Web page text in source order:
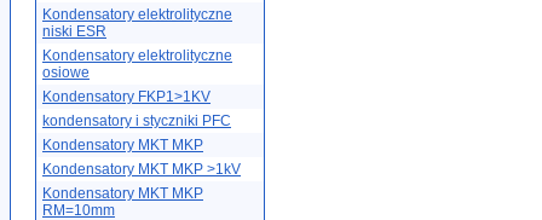
Kondensatory elektrolityczne
niski ESR
Kondensatory elektrolityczne
osiowe
Kondensatory FKP1>1KV
kondensatory i styczniki PFC
Kondensatory MKT MKP
Kondensatory MKT MKP >1kV
Kondensatory MKT MKP
RM=10mm